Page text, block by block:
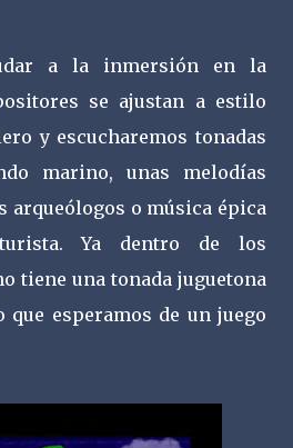
a la inmersión en la
se ajustan a estilo
y escucharemos tonadas
marino, unas melodías
arqueólogos o música épica
Ya dentro de los
tiene una tonada juguetona
que esperamos de un juego